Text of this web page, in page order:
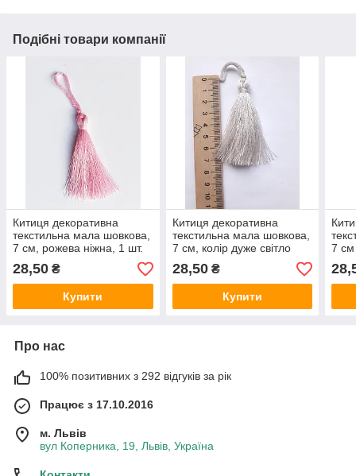
Подібні товари компанії
Китиця декоративна
текстильна мала шовкова,
7 см, рожева ніжна, 1 шт.
28,50 ₴
Купити
Китиця декоративна
текстильна мала шовкова,
7 см, колір дуже світло
сірий, 1 шт.
28,50₴
Купити
7 см
Про нас
100% позитивних з 292 відгуків за рік
Працює з 17.10.2016
м. Львів
вул Коперника, 19, Львів, Україна